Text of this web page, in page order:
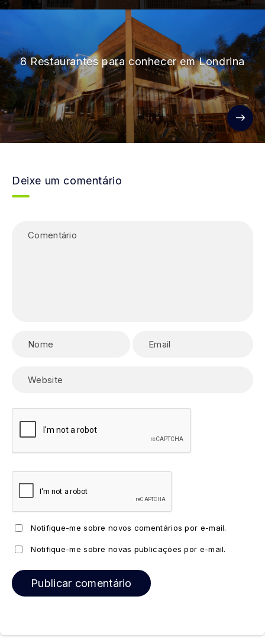
8 Restaurantes para conhecer em Londrina
Deixe um comentário
Notifique-me sobre novos comentários por e-mail.
Notifique-me sobre novas publicações por e-mail.